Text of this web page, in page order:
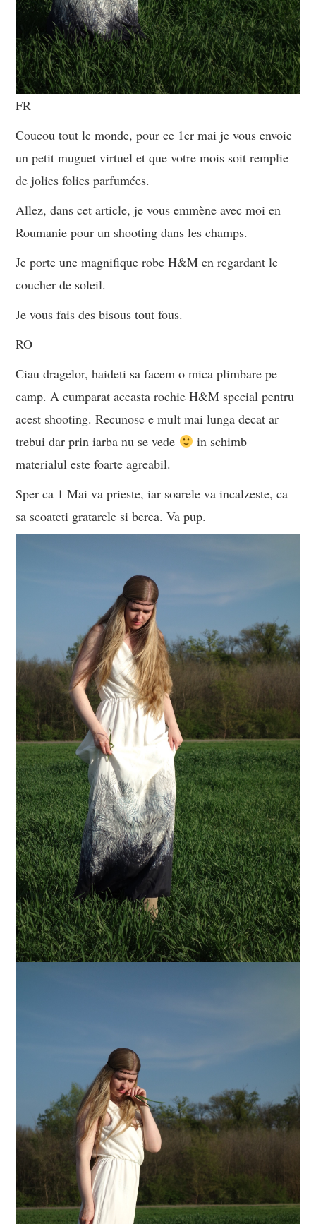
FR
Coucou tout le monde, pour ce 1er mai je vous envoie
un petit muguet virtuel et que votre mois soit remplie
de jolies folies parfumées.
Allez, dans cet article, je vous emmène avec moi en
Roumanie pour un shooting dans les champs.
Je porte une magnifique robe H&M en regardant le
coucher de soleil.
Je vous fais des bisous tout fous.
RO
Ciau dragelor, haideti sa facem o mica plimbare pe
camp. A cumparat aceasta rochie H&M special pentru
acest shooting. Recunosc e mult mai lunga decat ar
trebui dar prin iarba nu se vede
in schimb
materialul este foarte agreabil.
Sper ca 1 Mai va prieste, iar soarele va incalzeste, ca
sa scoateti gratarele si berea. Va pup.